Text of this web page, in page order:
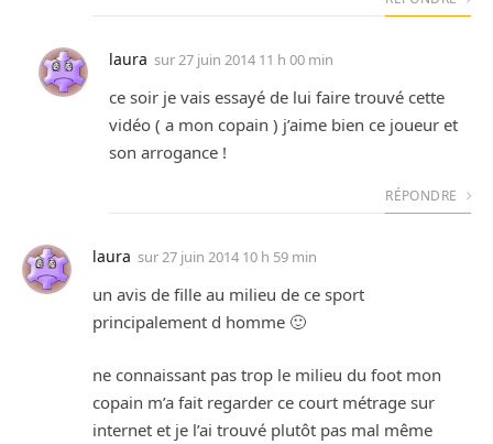
laura sur27 juin 2014 11 h 00 min
ce soir je vais essayé de lui faire trouvé cette
vidéo ( a mon copain ) j’aime bien ce joueur et
son arrogance !
RÉPONDRE
laura sur27 juin 2014 10 h 59 min
un avis de fille au milieu de ce sport
principalement d homme 🙂
ne connaissant pas trop le milieu du foot mon
copain m’a fait regarder ce court métrage sur
internet et je l’ai trouvé plutôt pas mal même